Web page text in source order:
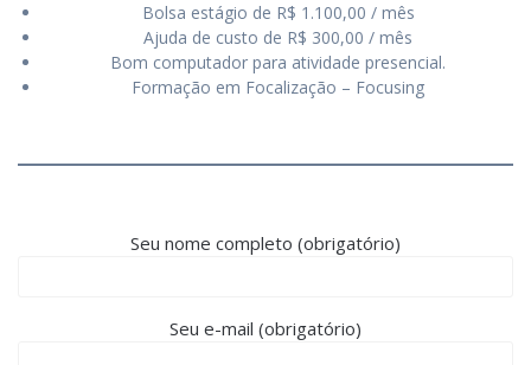
Bolsa estágio de R$ 1.100,00 / mês
Ajuda de custo de R$ 300,00 / mês
Bom computador para atividade presencial.
Formação em Focalização – Focusing
Seu nome completo (obrigatório)
Seu e-mail (obrigatório)